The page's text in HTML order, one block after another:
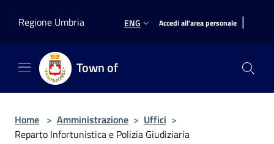
Regione Umbria
ENG Accedi all'area personale |
Town of
Home > Amministrazione > Uffici >
Reparto Infortunistica e Polizia Giudiziaria